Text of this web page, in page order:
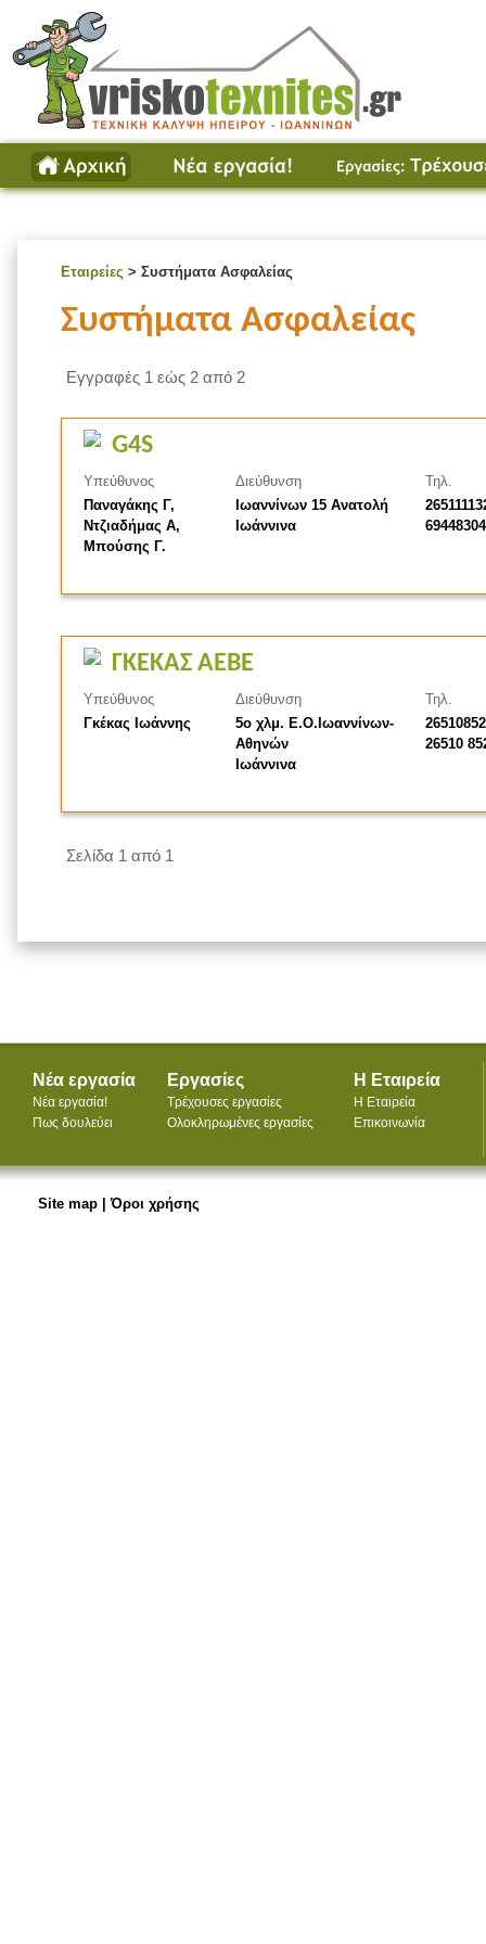
Εταιρείες > Συστήματα Ασφαλείας
Συστήματα Ασφαλείας
Εγγραφές 1 εώς 2 από 2
G4S
Υπεύθυνος
Παναγάκης Γ,
Ντζιαδήμας Α,
Μπούσης Γ.
Διεύθυνση
Ιωαννίνων 15 Ανατολή
Ιωάννινα
Τηλ.
ΓΚΕΚΑΣ ΑΕΒΕ
Υπεύθυνος
Γκέκας Ιωάννης
Διεύθυνση
5ο χλμ. Ε.Ο.Ιωαννίνων-
Αθηνών
Ιωάννινα
Τηλ.
26510
Σελίδα 1 από 1
Νέα εργασία
Νέα εργασία!
Πως δουλεύει
Εργασίες
Τρέχουσες εργασίες
Ολοκληρωμένες εργασίες
Η Εταιρεία
Η Εταιρεία
Επικοινωνία
Site map |Όροι χρήσης